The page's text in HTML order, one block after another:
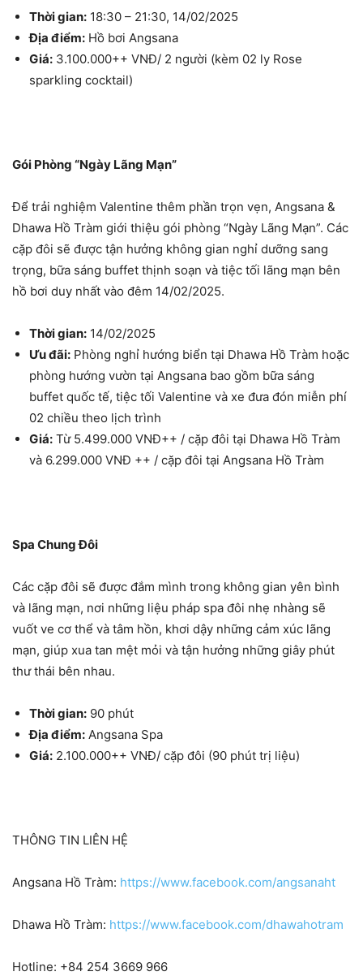
Thời gian: 18:30 – 21:30, 14/02/2025
Địa điểm: Hồ bơi Angsana
Giá: 3.100.000++ VNĐ/ 2 người (kèm 02 ly Rose
sparkling cocktail)
Gói Phòng “Ngày Lãng Mạn”
Để trải nghiệm Valentine thêm phần trọn vẹn, Angsana &
Dhawa Hồ Tràm giới thiệu gói phòng “Ngày Lãng Mạn”. Các
cặp đôi sẽ được tận hưởng không gian nghỉ dưỡng sang
trọng, bữa sáng buffet thịnh soạn và tiệc tối lãng mạn bên
hồ bơi duy nhất vào đêm 14/02/2025.
Thời gian: 14/02/2025
Ưu đãi: Phòng nghỉ hướng biển tại Dhawa Hồ Tràm hoặc
phòng hướng vườn tại Angsana bao gồm bữa sáng
buffet quốc tế, tiệc tối Valentine và xe đưa đón miễn phí
02 chiều theo lịch trình
Giá: Từ 5.499.000 VNĐ++ / cặp đôi tại Dhawa Hồ Tràm
và 6.299.000 VNĐ ++ / cặp đôi tại Angsana Hồ Tràm
Spa Chung Đôi
Các cặp đôi sẽ được đắm mình trong không gian yên bình
và lãng mạn, nơi những liệu pháp spa đôi nhẹ nhàng sẽ
vuốt ve cơ thể và tâm hồn, khơi dậy những cảm xúc lãng
mạn, giúp xua tan mệt mỏi và tận hưởng những giây phút
thư thái bên nhau.
Thời gian: 90 phút
Địa điểm: Angsana Spa
Giá: 2.100.000++ VNĐ/ cặp đôi (90 phút trị liệu)
THÔNG TIN LIÊN HỆ
Angsana Hồ Tràm: https://www.facebook.com/angsanaht
Dhawa Hồ Tràm: https://www.facebook.com/dhawahotram
Hotline: +84 254 3669 966